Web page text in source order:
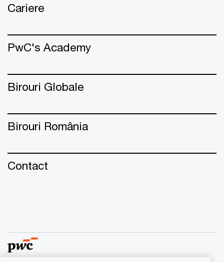
Cariere
PwC's Academy
Birouri Globale
Birouri România
Contact